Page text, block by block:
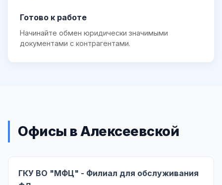
Готово к работе
Начинайте обмен юридически значимыми
документами с контрагентами.
Офисы в Алексеевской
ГКУ ВО "МФЦ" - Филиал для обслуживания